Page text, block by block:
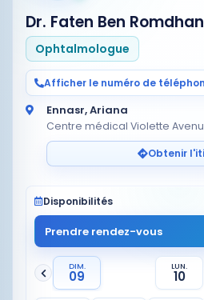
Dr. Faten Ben
Ophtalmologue
Afficher le numéro de
Ennasr, Ariana
Centre médical Violette
Obtenir
Disponibilités
Prendre rendez-vous
DIM.
09
LUN.
10